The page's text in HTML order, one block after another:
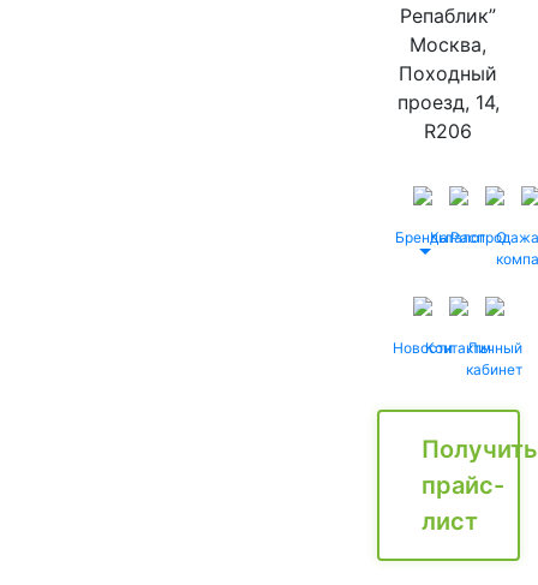
Репаблик”
Москва,
Походный
проезд, 14,
R206
БрендыКаталог
Распродажа
О
НовостиКонтактыЛичный
кабинет
Получить
прайс-
лист